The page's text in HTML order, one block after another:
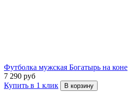
Футболка мужская Богатырь на коне
7 290 руб
Купить в 1 клик
В корзину